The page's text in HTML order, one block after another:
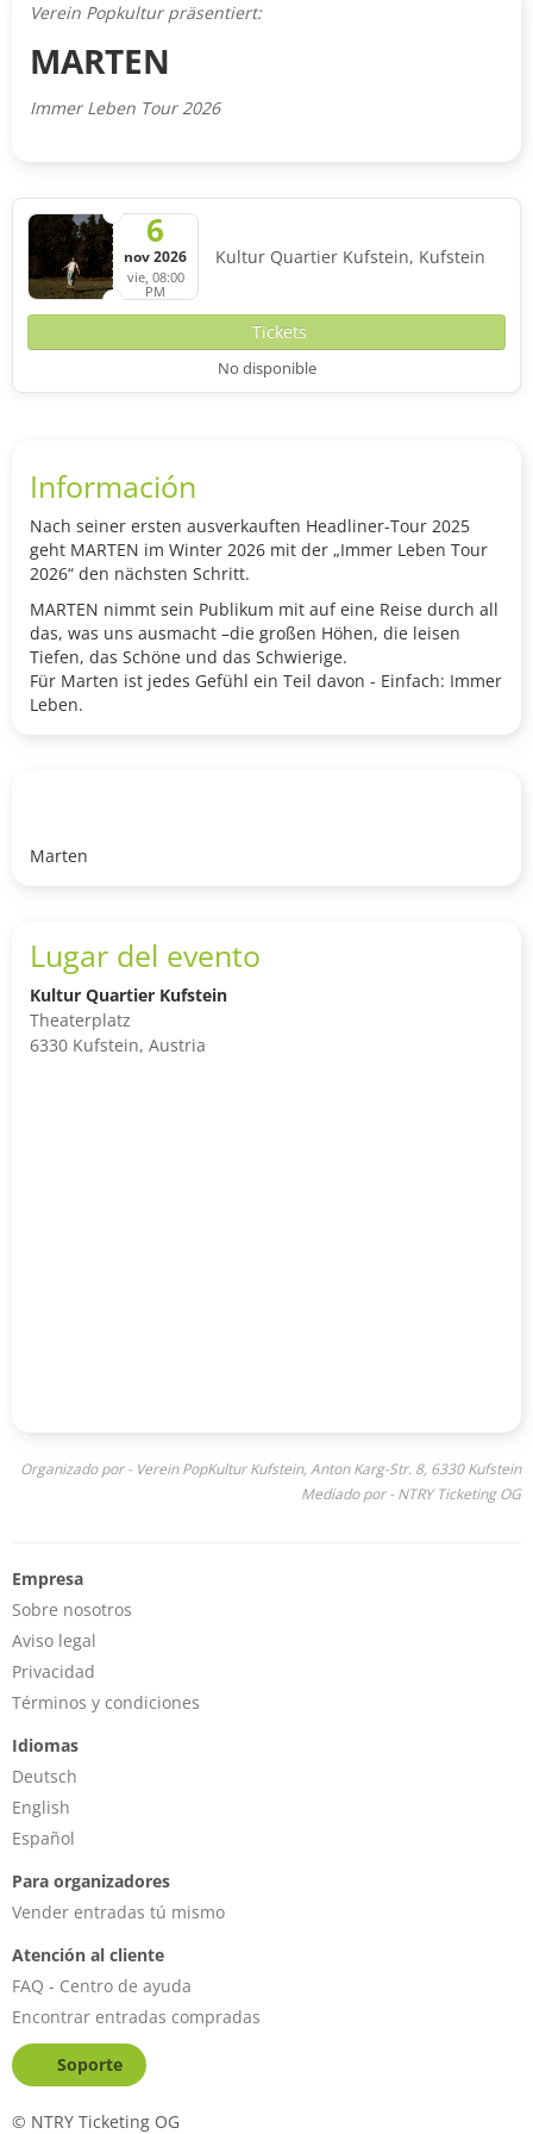
Verein Popkultur präsentiert:
MARTEN
Immer Leben Tour 2026
6
nov 2026
vie, 08:00
PM
Kultur Quartier Kufstein, Kufstein
Tickets
No disponible
Información
Nach seiner ersten ausverkauften Headliner-Tour 2025
geht MARTEN im Winter 2026 mit der „Immer Leben Tour
2026“ den nächsten Schritt.
MARTEN nimmt sein Publikum mit auf eine Reise durch all
das, was uns ausmacht –die großen Höhen, die leisen
Tiefen, das Schöne und das Schwierige.
Für Marten ist jedes Gefühl ein Teil davon - Einfach: Immer
Leben.
Marten
Lugar del evento
Kultur Quartier Kufstein
Theaterplatz
6330 Kufstein, Austria
Organizado por - Verein PopKultur Kufstein, Anton Karg-Str. 8, 6330 Kufstein
Mediado por - NTRY Ticketing OG
Empresa
Sobre nosotros
Aviso legal
Privacidad
Términos y condiciones
Idiomas
Deutsch
English
Español
Para organizadores
Vender entradas tú mismo
Atención al cliente
FAQ - Centro de ayuda
Encontrar entradas compradas
Soporte
© NTRY Ticketing OG